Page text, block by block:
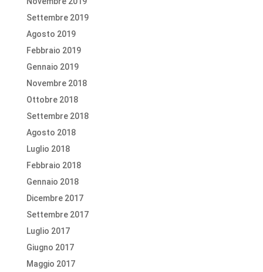
Settembre 2019
Agosto 2019
Febbraio 2019
Gennaio 2019
Novembre 2018
Ottobre 2018
Settembre 2018
Agosto 2018
Luglio 2018
Febbraio 2018
Gennaio 2018
Dicembre 2017
Settembre 2017
Luglio 2017
Giugno 2017
Maggio 2017